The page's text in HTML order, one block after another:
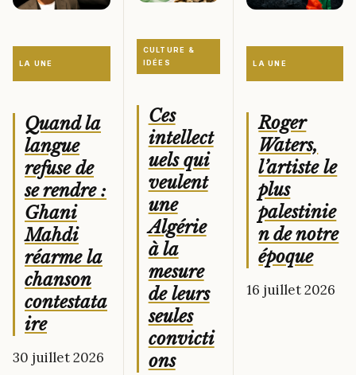
LA UNE
Quand la
langue
refuse de
se rendre :
Ghani
Mahdi
réarme la
chanson
contestata
ire
30 juillet 2026
CULTURE &
IDÉES
Ces
intellect
uels qui
veulent
une
Algérie
à la
mesure
de leurs
seules
convicti
ons
LA UNE
Roger
Waters,
l’artiste le
plus
palestinie
n de notre
époque
16 juillet 2026